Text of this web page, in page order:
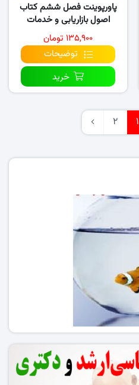
پاورپوینت فصل ششم کتاب
اصول بازاریابی و خدمات
(نسخه ۳)
۱۳۵,۹۰۰ تومان
توضیحات
خرید
1
2